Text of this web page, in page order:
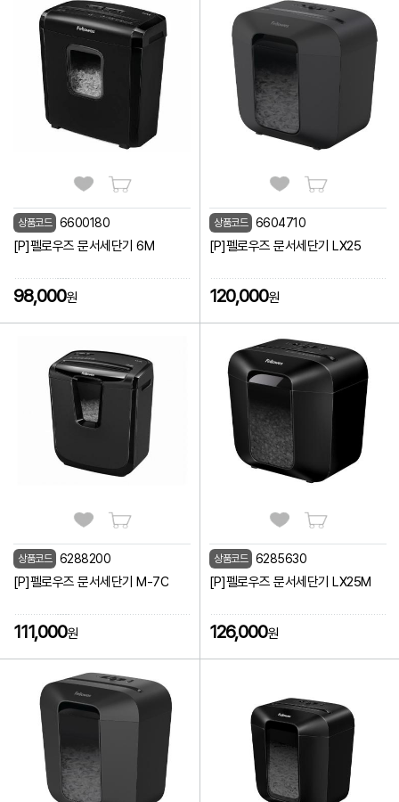
상품코드 6600180
[P]펠로우즈 문서세단기 6M
98,000원
상품코드 6604710
[P]펠로우즈 문서세단기 LX25
120,000원
상품코드 6288200
[P]펠로우즈 문서세단기 M-7C
111,000원
상품코드 6285630
[P]펠로우즈 문서세단기 LX25M
126,000원